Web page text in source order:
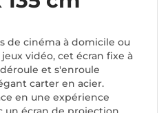
de cinéma à domicile ou
vidéo, cet écran fixe à
et s'enroule
carter en acier.
en une expérience